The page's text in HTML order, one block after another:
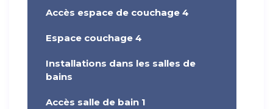
Accès espace de couchage 4
Espace couchage 4
Installations dans les salles de
bains
Accès salle de bain 1